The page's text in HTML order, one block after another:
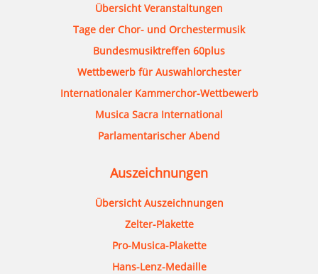
Übersicht Veranstaltungen
Tage der Chor- und Orchestermusik
Bundesmusiktreffen 60plus
Wettbewerb für Auswahlorchester
Internationaler Kammerchor-Wettbewerb
Musica Sacra International
Parlamentarischer Abend
Auszeichnungen
Übersicht Auszeichnungen
Zelter-Plakette
Pro-Musica-Plakette
Hans-Lenz-Medaille